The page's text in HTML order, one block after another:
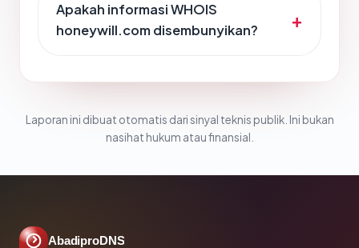
Apakah informasi WHOIS
honeywill.com disembunyikan?
Laporan ini dibuat otomatis dari sinyal teknis publik. Ini bukan
nasihat hukum atau finansial.
AbadiproDNS